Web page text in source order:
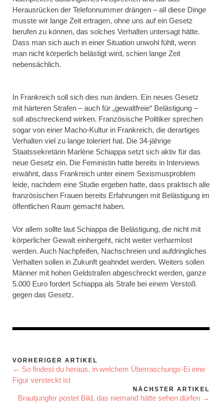
Herausrücken der Telefonnummer drängen – all diese Dinge
musste wir lange Zeit ertragen, ohne uns auf ein Gesetz
berufen zu können, das solches Verhalten untersagt hätte.
Dass man sich auch in einer Situation unwohl fühlt, wenn
man nicht körperlich belästigt wird, schien lange Zeit
nebensächlich.
In Frankreich soll sich dies nun ändern. Ein neues Gesetz
mit härteren Strafen – auch für „gewaltfreie“ Belästigung –
soll abschreckend wirken. Französische Politiker sprechen
sogar von einer Macho-Kultur in Frankreich, die derartiges
Verhalten viel zu lange toleriert hat. Die 34-jährige
Staatssekretärin Marlène Schiappa setzt sich aktiv für das
neue Gesetz ein. Die Feministin hatte bereits in Interviews
erwähnt, dass Frankreich unter einem Sexismusproblem
leide, nachdem eine Studie ergeben hatte, dass praktisch alle
französischen Frauen bereits Erfahrungen mit Belästigung im
öffentlichen Raum gemacht haben.
Vor allem sollte laut Schiappa die Belästigung, die nicht mit
körperlicher Gewalt einhergeht, nicht weiter verharmlost
werden. Auch Nachpfeifen, Nachschreien und aufdringliches
Verhalten sollen in Zukunft geahndet werden. Weiters sollen
Männer mit hohen Geldstrafen abgeschreckt werden, ganze
5.000 Euro fordert Schiappa als Strafe bei einem Verstoß
gegen das Gesetz.
VORHERIGER ARTIKEL
← So findest du heraus, in welchem Überraschungs-Ei eine
Figur versteckt ist
NÄCHSTER ARTIKEL
Brautjungfer postet Bild, das niemand hätte sehen dürfen →